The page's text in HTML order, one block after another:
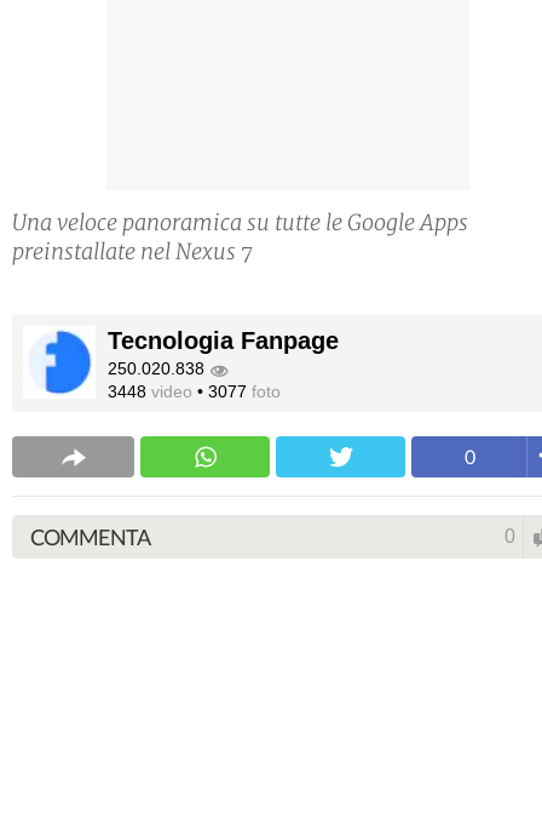
Una veloce panoramica su tutte le Google Apps
preinstallate nel Nexus 7
Tecnologia Fanpage
250.020.838
3448 video • 3077 foto
0
COMMENTA 0